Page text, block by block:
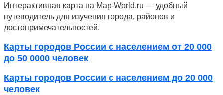
Интерактивная карта на Map-World.ru — удобный
путеводитель для изучения города, районов и
достопримечательностей.
Карты городов России с населением от 20 000
до 50 0000 человек
Карты городов России с населением до 20 000
человек